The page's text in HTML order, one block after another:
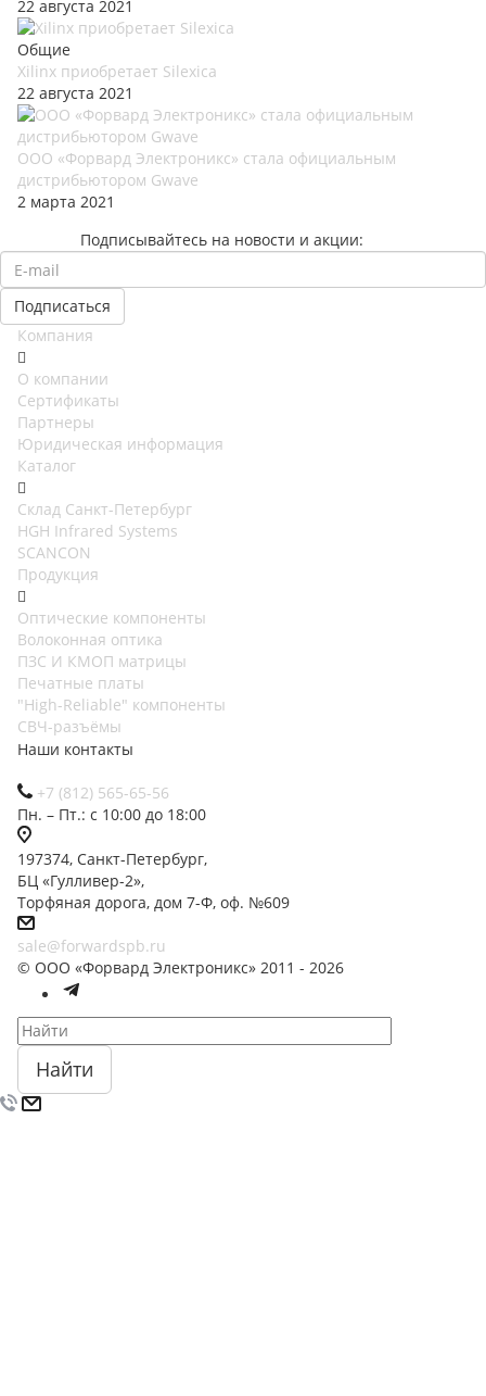
22 августа 2021
Общие
Xilinx приобретает Silexica
22 августа 2021
ООО «Форвард Электроникс» стала официальным
дистрибьютором Gwave
2 марта 2021
Подписывайтесь на новости и акции:
Компания
О компании
Сертификаты
Партнеры
Юридическая информация
Каталог
Cклад Санкт-Петербург
HGH Infrared Systems
SCANCON
Продукция
Оптические компоненты
Волоконная оптика
ПЗС И КМОП матрицы
Печатные платы
"High-Reliable" компоненты
СВЧ-разъёмы
Наши контакты
+7 (812) 565-65-56
Пн. – Пт.: с 10:00 до 18:00
197374, Санкт-Петербург,
БЦ «Гулливер-2»,
Торфяная дорога, дом 7-Ф, оф. №609
sale@forwardspb.ru
© ООО «Форвард Электроникс» 2011 - 2026
Найти